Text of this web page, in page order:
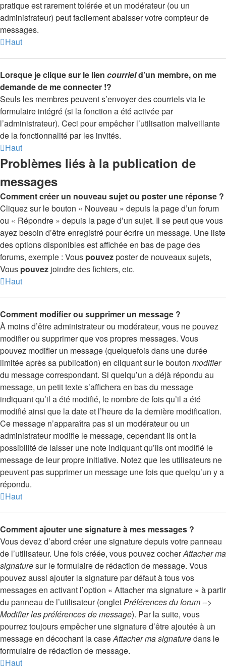
pratique est rarement tolérée et un modérateur (ou un
administrateur) peut facilement abaisser votre compteur de
messages.
Haut
Lorsque je clique sur le lien courrield’un membre, on me
demande de me connecter !?
Seuls les membres peuvent s’envoyer des courriels via le
formulaire intégré (si la fonction a été activée par
l’administrateur). Ceci pour empêcher l’utilisation malveillante
de la fonctionnalité par les invités.
Haut
Problèmes liés à la publication de
messages
Comment créer un nouveau sujet ou poster une réponse ?
Cliquez sur le bouton « Nouveau » depuis la page d’un forum
ou « Répondre » depuis la page d’un sujet. Il se peut que vous
ayez besoin d’être enregistré pour écrire un message. Une liste
des options disponibles est affichée en bas de page des
forums, exemple : Vous pouvezposter de nouveaux sujets,
Vous pouvez joindre des fichiers, etc.
Haut
Comment modifier ou supprimer un message ?
À moins d’être administrateur ou modérateur, vous ne pouvez
modifier ou supprimer que vos propres messages. Vous
pouvez modifier un message (quelquefois dans une durée
limitée après sa publication) en cliquant sur le bouton modifier
du message correspondant. Si quelqu’un a déjà répondu au
message, un petit texte s’affichera en bas du message
indiquant qu’il a été modifié, le nombre de fois qu’il a été
modifié ainsi que la date et l’heure de la dernière modification.
Ce message n’apparaîtra pas si un modérateur ou un
administrateur modifie le message, cependant ils ont la
possibilité de laisser une note indiquant qu’ils ont modifié le
message de leur propre initiative. Notez que les utilisateurs ne
peuvent pas supprimer un message une fois que quelqu’un y a
répondu.
Haut
Comment ajouter une signature à mes messages ?
Vous devez d’abord créer une signature depuis votre panneau
de l’utilisateur. Une fois créée, vous pouvez cocherAttacher ma
signaturesur le formulaire de rédaction de message. Vous
pouvez aussi ajouter la signature par défaut à tous vos
messages en activant l’option « Attacher ma signature » à partir
du panneau de l’utilisateur (ongletPréférences du forum -->
Modifier les préférences de message). Par la suite, vous
pourrez toujours empêcher une signature d’être ajoutée à un
message en décochant la caseAttacher ma signaturedans le
formulaire de rédaction de message.
Haut